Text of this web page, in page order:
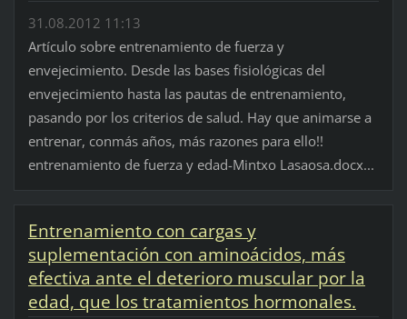
31.08.2012 11:13
Artículo sobre entrenamiento de fuerza y
envejecimiento. Desde las bases fisiológicas del
envejecimiento hasta las pautas de entrenamiento,
pasando por los criterios de salud. Hay que animarse a
entrenar, conmás años, más razones para ello!!
entrenamiento de fuerza y edad-Mintxo Lasaosa.docx...
Entrenamiento con cargas y
suplementación con aminoácidos, más
efectiva ante el deterioro muscular por la
edad, que los tratamientos hormonales.